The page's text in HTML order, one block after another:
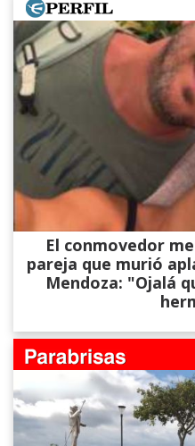
El conmovedor
pareja que murió
Mendoza: "Ojalá